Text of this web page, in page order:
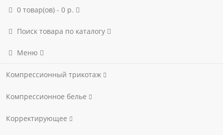
0 товар(ов) - 0 р.
Поиск товара по каталогу
Меню
Компрессионный трикотаж
Компрессионное белье
Корректирующее